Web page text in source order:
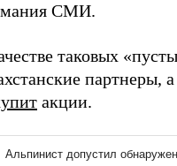
СМИ.
таковых
партнеры,
акции.